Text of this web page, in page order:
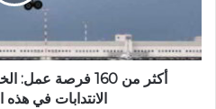
أكثر من 160 فرصة
الانتدابات في